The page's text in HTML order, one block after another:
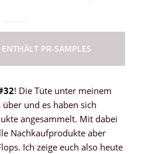
ENTHÄLT PR-SAMPLES
! Die Tüte unter meinem
und es haben sich
angesammelt. Mit dabei
Nachkaufprodukte aber
Ich zeige euch also heute